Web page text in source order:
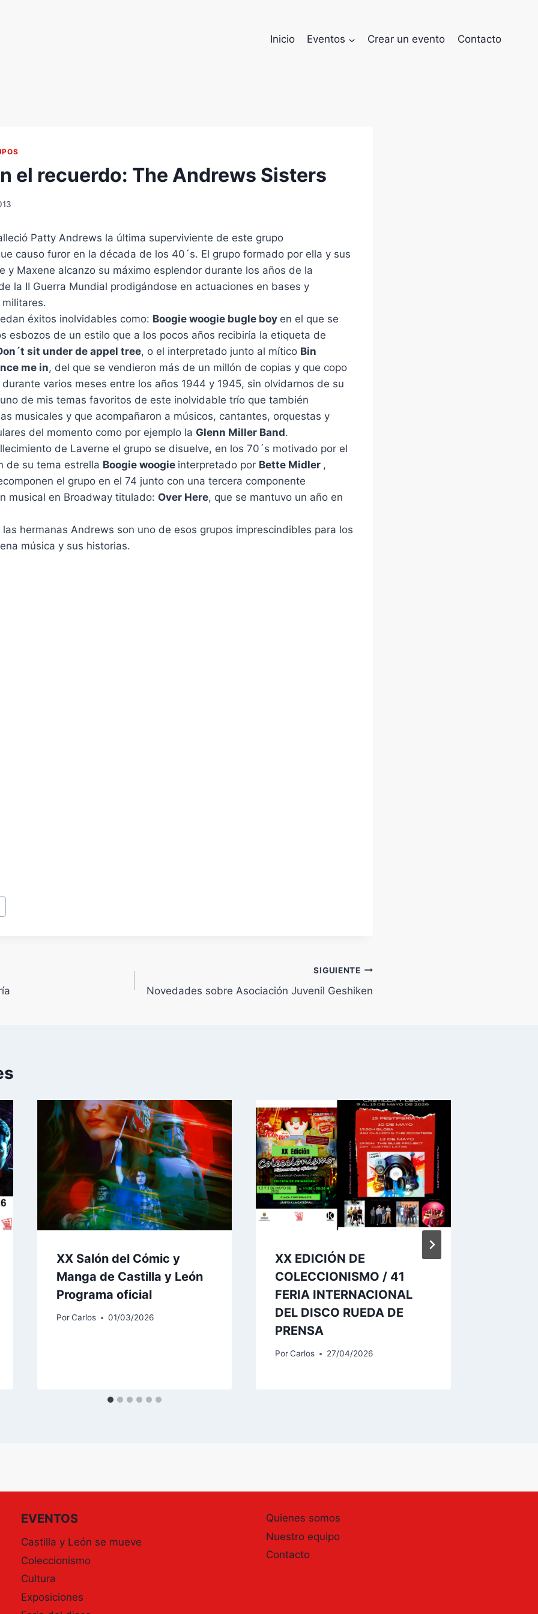
Inicio Eventos Crear un evento Contacto
el recuerdo: The Andrews Sisters
Patty Andrews la última superviviente de este grupo
causo furor en la década de los 40´s. El grupo formado por ella y sus
y Maxene alcanzo su máximo esplendor durante los años de la
la II Guerra Mundial prodigándose en actuaciones en bases y
éxitos inolvidables como: Boogie woogie bugle boy en el que se
esbozos de un estilo que a los pocos años recibiría la etiqueta de
sit under de appel tree, o el interpretado junto al mítico Bin
me in, del que se vendieron más de un millón de copias y que copo
varios meses entre los años 1944 y 1945, sin olvidarnos de su
uno de mis temas favoritos de este inolvidable trío que también
musicales y que acompañaron a músicos, cantantes, orquestas y
del momento como por ejemplo la Glenn Miller Band.
de Laverne el grupo se disuelve, en los 70´s motivado por el
de su tema estrella Boogie woogie interpretado por Bette Midler ,
el grupo en el 74 junto con una tercera componente
musical en Broadway titulado: Over Here, que se mantuvo un año en
hermanas Andrews son uno de esos grupos imprescindibles para los
música y sus historias.
SIGUIENTE
Novedades sobre Asociación Juvenil Geshiken
XX Salón del Cómic y
Manga de Castilla y León
Programa oficial
Por Carlos 01/03/2026
XX EDICIÓN DE
COLECCIONISMO / 41
FERIA INTERNACIONAL
DEL DISCO RUEDA DE
PRENSA
Por Carlos 27/04/2026
EVENTOS
Castilla y León se mueve
Coleccionismo
Cultura
Exposiciones
Quienes somos
Nuestro equipo
Contacto